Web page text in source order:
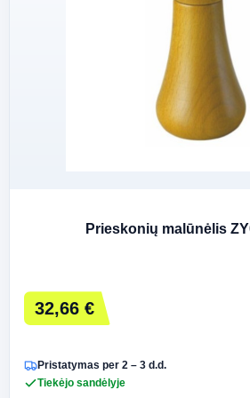
Prieskonių malūnėlis
32,66 €
Pristatymas per 2 – 3 d.d.
Tiekėjo sandėlyje